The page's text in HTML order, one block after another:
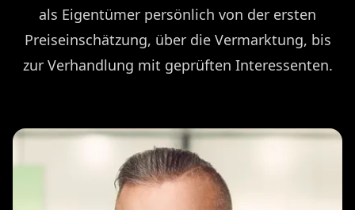
als Eigentümer persönlich von der ersten
Preiseinschätzung, über die Vermarktung, bis
zur Verhandlung mit geprüften Interessenten.